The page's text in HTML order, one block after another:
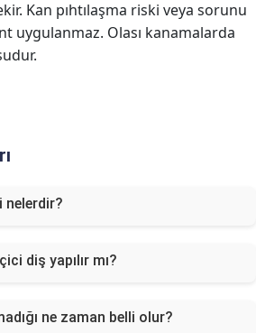
Kan pıhtılaşma riski veya sorunu
uygulanmaz. Olası kanamalarda
nelerdir?
diş yapılır mı?
ne zaman belli olur?